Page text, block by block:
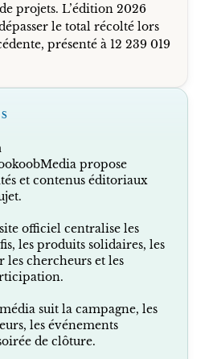
projets. L’édition 2026
le total récolté lors
présenté à 12 239 019
propose
et contenus éditoriaux
officiel centralise les
les produits solidaires, les
chercheurs et les
suit la campagne, les
les événements
de clôture.